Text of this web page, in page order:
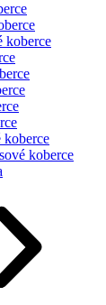
koberce
koberce